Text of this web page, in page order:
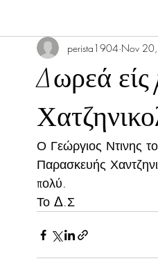
Δωρεά
perista1904 Nov
Ο Γεώργιος Ντινης
Παρασκευής
πολύ.
Το Δ.Σ